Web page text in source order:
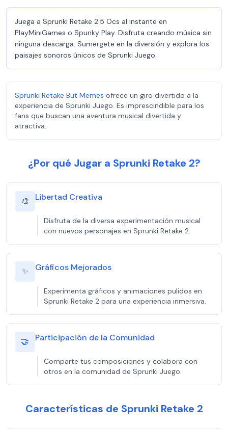
Juega a Sprunki Retake 2.5 Ocs al instante en
PlayMiniGames o Spunky Play. Disfruta creando música sin
ninguna descarga. Sumérgete en la diversión y explora los
paisajes sonoros únicos de Sprunki Juego.
Sprunki Retake But Memes ofrece un giro divertido a la
experiencia de Sprunki Juego. Es imprescindible para los
fans que buscan una aventura musical divertida y
atractiva.
¿Por qué Jugar a Sprunki Retake 2?
🎨 Libertad Creativa
Disfruta de la diversa experimentación musical
con nuevos personajes en Sprunki Retake 2.
✨ Gráficos Mejorados
Experimenta gráficos y animaciones pulidos en
Sprunki Retake 2 para una experiencia inmersiva.
🤝 Participación de la Comunidad
Comparte tus composiciones y colabora con
otros en la comunidad de Sprunki Juego.
Características de Sprunki Retake 2